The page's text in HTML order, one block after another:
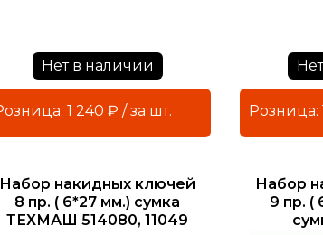
Нет в наличии
Розница: 1 240 ₽ / за шт.
Набор накидных ключей
8 пр. ( 6*27 мм.) сумка
ТЕХМАШ 514080, 11049
Набор
9 пр. (